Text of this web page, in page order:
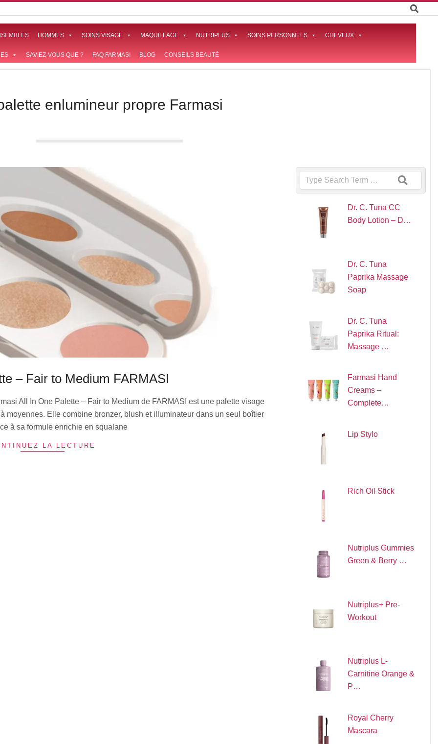
HOMMES SOINS VISAGE MAQUILLAGE NUTRIPLUS SOINS PERSONNELS CHEVEUX
SAVIEZ-VOUS QUE ? FAQ FARMASI BLOG CONSEILS BEAUTÉ
enlumineur propre Farmasi
– Fair to Medium FARMASI
All In One Palette – Fair to Medium de FARMASI est une palette visage
moyennes. Elle combine bronzer, blush et illuminateur dans un seul boîtier
à sa formule enrichie en squalane
LA LECTURE
Search
Dr. C. Tuna CC
Body Lotion – D…
Dr. C. Tuna
Paprika Massage
Soap
Dr. C. Tuna
Paprika Ritual:
Massage …
Farmasi Hand
Creams –
Complete…
Lip Stylo
Rich Oil Stick
Nutriplus Gummies
Green & Berry …
Nutriplus+ Pre-
Workout
Nutriplus L-
Carnitine Orange &
P…
Royal Cherry
Mascara